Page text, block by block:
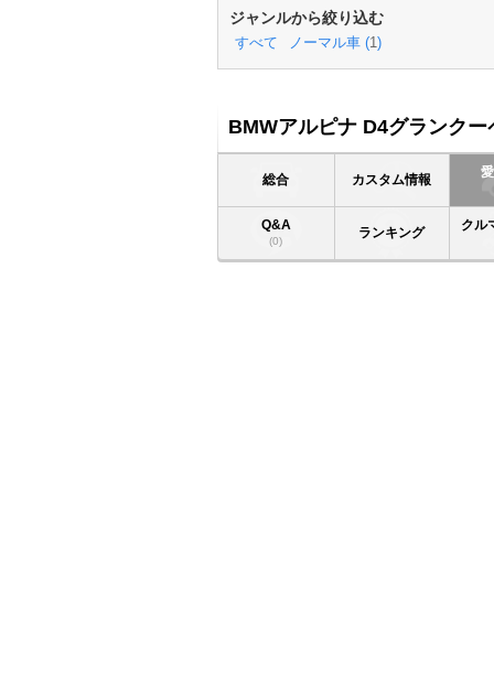
ジャンルから絞り込む
すべて ノーマル車 (1 )
BMWアルピナ D4グランクー
総合 カスタム情報
Q&A
(0) ランキング
クル